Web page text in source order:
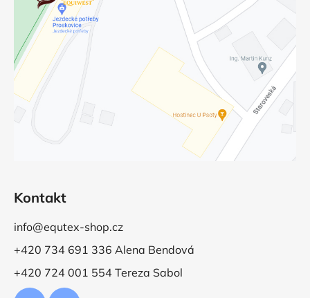
Kontakt
info@equtex-shop.cz
+420 734 691 336 Alena Bendová
+420 724 001 554 Tereza Sabol